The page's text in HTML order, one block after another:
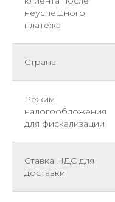
неуспешного
платежа
Страна
Режим
налогообложения
для фискализации
Ставка НДС для
доставки